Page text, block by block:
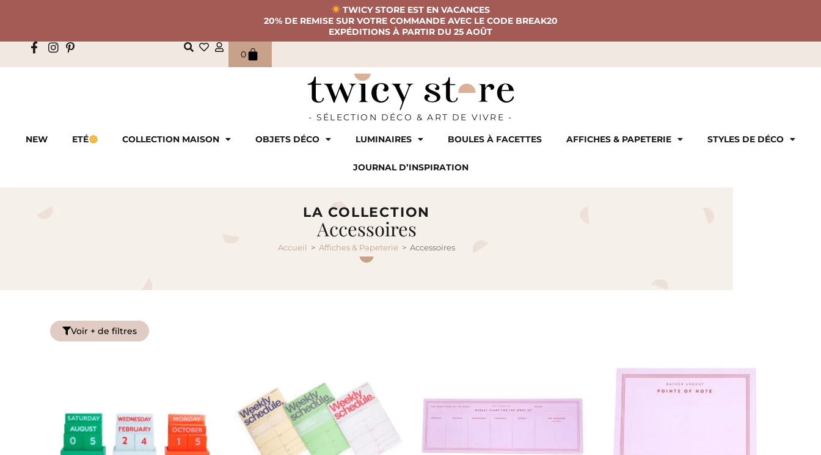
TWICY STORE EST EN VACANCES
20% DE REMISE SUR VOTRE COMMANDE AVEC LE CODE BREAK20
EXPÉDITIONS À PARTIR DU 25 AOÛT
0
- SÉLECTION DÉCO & ART DE VIVRE -
NEW
ETÉ COLLECTION MAISON OBJETS DÉCO LUMINAIRES BOULES À FACETTES AFFICHES & PAPETERIE STYLES DE DÉCO
JOURNAL D’INSPIRATION
LA COLLECTION
Accessoires
Accueil > Affiches & Papeterie > Accessoires
Voir + de filtres